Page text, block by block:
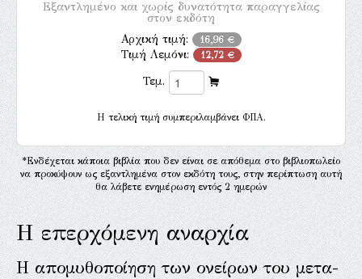
Εξαντλημένο και χωρίς δυνατότητα παραγγελίας
στον εκδότη
Αρχική τιμή: 16,96 €
Τιμή Λεμόνι: 12,72 €
Τεμ.
H τελική τιμή συμπεριλαμβάνει ΦΠΑ.
*Ενδέχεται κάποια βιβλία που δεν είναι σε απόθεμα στο βιβλιοπωλείο
να προκύψουν ως εξαντλημένα στον εκδότη τους, στην περίπτωση αυτή
θα λάβετε ενημέρωση εντός 2 ημερών
Η επερχόμενη αναρχία
Η απομυθοποίηση των ονείρων του μετα-